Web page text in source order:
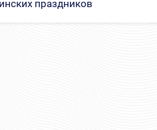
праздников